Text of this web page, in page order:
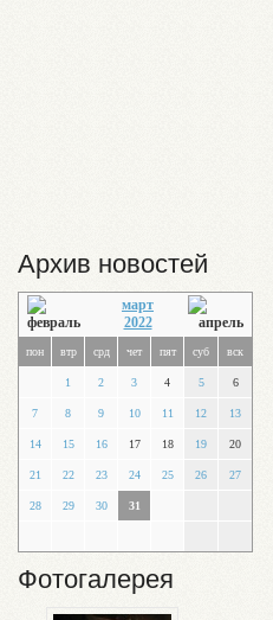
Архив новостей
март
2022
пон втр срд чет пят суб вск
1 2 3 4 5 6
7 8 9 10 11 12 13
14 15 16 17 18 19 20
21 22 23 24 25 26 27
28 29 30 31
Фотогалерея